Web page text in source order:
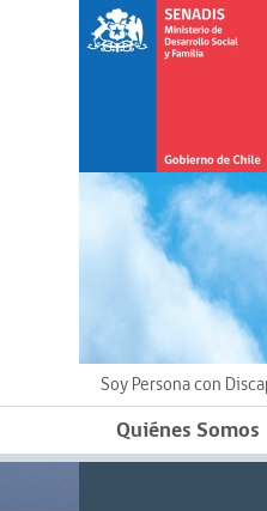
Soy Persona con
Quiénes Somos